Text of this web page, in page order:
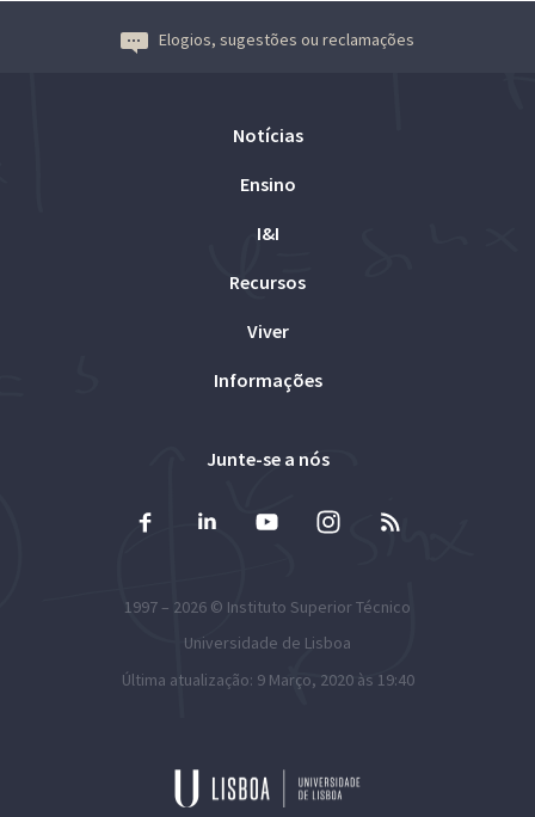
Elogios, sugestões ou reclamações
Notícias
Ensino
I&I
Recursos
Viver
Informações
Junte-se a nós
1997 – 2026 © Instituto Superior Técnico
Universidade de Lisboa
Última atualização: 9 Março, 2020 às 19:40